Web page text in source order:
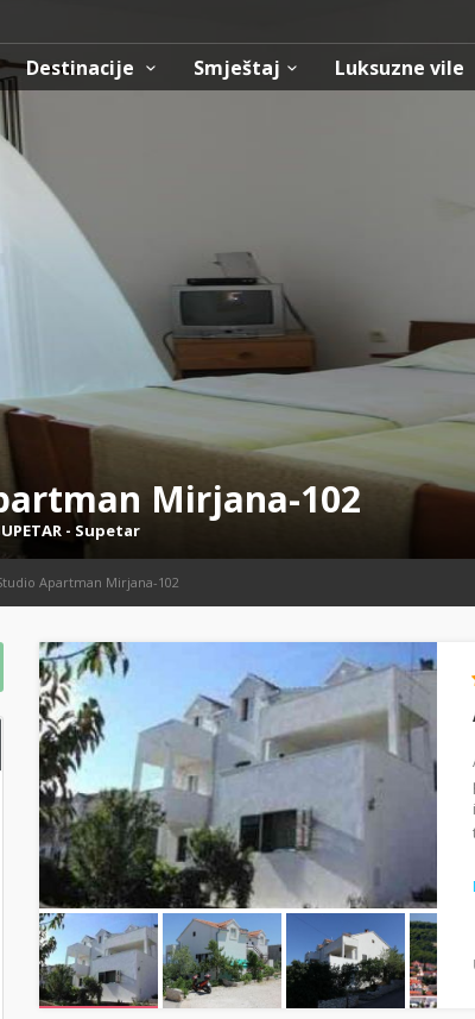
Destinacije Smještaj Luksuzne vile
Mirjana-102
- Supetar
Apartman Mirjana-102